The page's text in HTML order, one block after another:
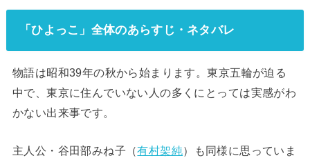
「ひよっこ」全体のあらすじ・ネタバレ
物語は昭和39年の秋から始まります。東京五輪が迫る
中で、東京に住んでいない人の多くにとっては実感がわ
かない出来事です。
主人公・谷田部みね子（有村架純）も同様に思っていま